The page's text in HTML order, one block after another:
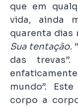
que em
vida, ainda
quarenta dias
Sua tentação.
das
mundo”.
corpo a